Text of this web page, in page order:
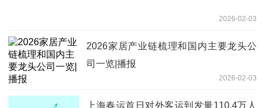
2026-02-03
2026家居产业链梳理和国内主要龙头公
司一览|播报
2026-02-03
上海春运首日对外客运到发量110.4万人